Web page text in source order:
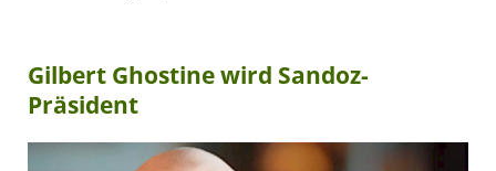
Gilbert Ghostine wird Sandoz-
Präsident